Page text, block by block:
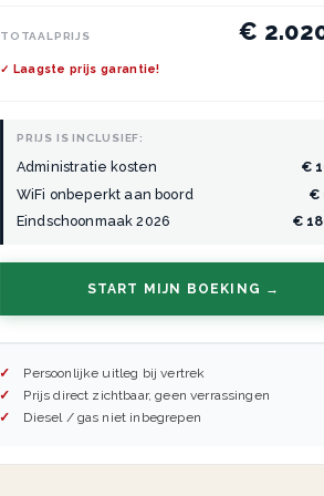
TOTAALPRIJS €
✓ Laagste prijs garantie!
PRIJS IS INCLUSIEF:
Administratie kosten
€
WiFi onbeperkt aan boord
€
Eindschoonmaak 2026
€
START MIJN BOEKING →
Persoonlijke uitleg bij vertrek
Prijs direct zichtbaar, geen verrassingen
Diesel / gas niet inbegrepen